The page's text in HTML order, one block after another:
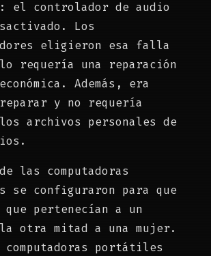
el controlador de audio
Los
eligieron esa falla
requería una reparación
Además, era
y no requería
archivos personales de
las computadoras
se configuraron para que
que pertenecían a un
la otra mitad a una mujer.
computadoras portátiles